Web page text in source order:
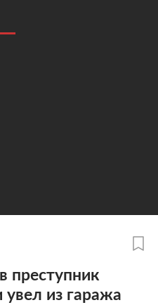
преступник
из гаража